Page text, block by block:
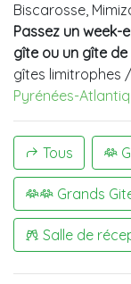
Biscarosse,
Passez un
gîte ou un gîte
gîtes limitrophes /
Pyrénées-
Tous
Grands
Salle de